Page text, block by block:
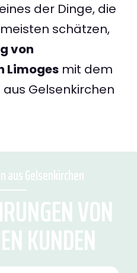
der Dinge, die
schätzen,
von
Limoges mit dem
Gelsenkirchen
aus Gelsenkirchen
VON
KUNDEN